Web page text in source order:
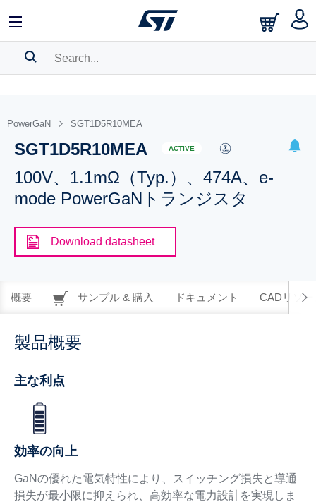
BOOKMARK
Pleaselog into show your saved searches.
PowerGaN SGT1D5R10MEA
SGT1D5R10MEA ACTIVE
100V、1.1mΩ（Typ.）、474A、e-
mode PowerGaNトランジスタ
Download datasheet
概要 サンプル & 購入 ドキュメント CADリソー
製品概要
主な利点
効率の向上
GaNの優れた電気特性により、スイッチング損失と導通
損失が最小限に抑えられ、高効率な電力設計を実現しま